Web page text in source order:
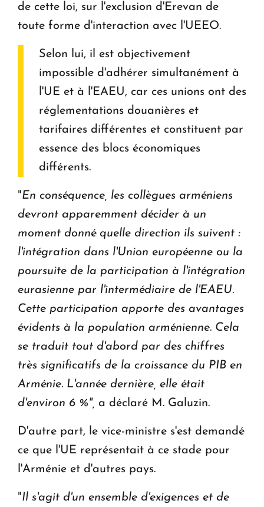
de cette loi, sur l'exclusion d'Erevan de
toute forme d'interaction avec l'UEEO.
Selon lui, il est objectivement
impossible d'adhérer simultanément à
l'UE et à l'EAEU, car ces unions ont des
réglementations douanières et
tarifaires différentes et constituent par
essence des blocs économiques
différents.
"En conséquence, les collègues arméniens
devront apparemment décider à un
moment donné quelle direction ils suivent :
l'intégration dans l'Union européenne ou la
poursuite de la participation à l'intégration
eurasienne par l'intermédiaire de l'EAEU.
Cette participation apporte des avantages
évidents à la population arménienne. Cela
se traduit tout d'abord par des chiffres
très significatifs de la croissance du PIB en
Arménie. L'année dernière, elle était
d'environ 6 %", a déclaré M. Galuzin.
D'autre part, le vice-ministre s'est demandé
ce que l'UE représentait à ce stade pour
l'Arménie et d'autres pays.
"Il s'agit d'un ensemble d'exigences et de